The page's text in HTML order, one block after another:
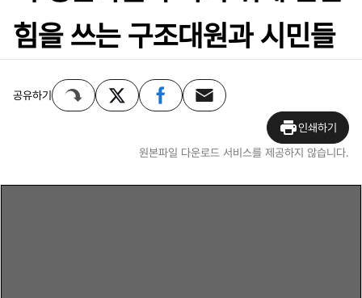
힘을 쓰는 구조대원과 시민들
공유하기
인쇄하기
원본파일 다운로드 서비스를 제공하지 않습니다.